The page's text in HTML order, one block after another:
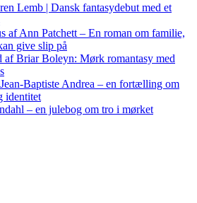
Lemb | Dansk fantasydebut med et
af Ann Patchett – En roman om familie,
give slip på
Briar Boleyn: Mørk romantasy med
Baptiste Andrea – en fortælling om
identitet
– en julebog om tro i mørket